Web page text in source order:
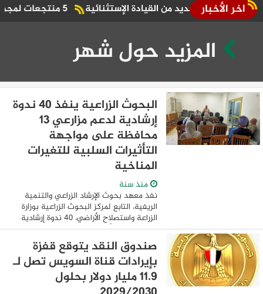
اخر الأخبار 5 منتجعات لمجموعة بيك الباتروس ضمن أفضل 100 منتجع على مستوى العالم للسوق الروسى
المزيد حول شهر
البحوث الزراعية ينفذ 40 ندوة
إرشادية لدعم مزارعي 13
محافظة على مواجهة
التأثيرات السلبية للتغيرات
المناخية
منذ سنة
نفذ معهد بحوث الإرشاد الزراعي والتنمية
الريفية، التابع لمركز البحوث الزراعية بوزارة
الزراعة واستصلاح الأراضي، 40 ندوة إرشادية
مكثفة خلال الأسبوع الثالث من شهر يوليو
الحالي، في مجال مواجهة التاثيرات ...
صندوق النقد يتوقع قفزة
بإيرادات قناة السويس تصل لـ
11.9 مليار دولار بحلول